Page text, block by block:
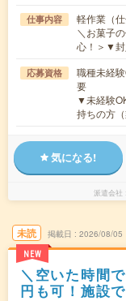
仕事内容
軽作業（
＼お菓子
心！＞▼
応募資格
職種未経
要
▼未経験
持ちの方
気になる!
派遣会社
未読
NEW
掲載日 2026/08/05
＼空いた時間
円も可！施設